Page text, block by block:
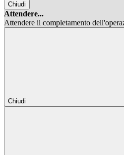
Chiudi
Attendere...
Attendere il completamento
Chiudi